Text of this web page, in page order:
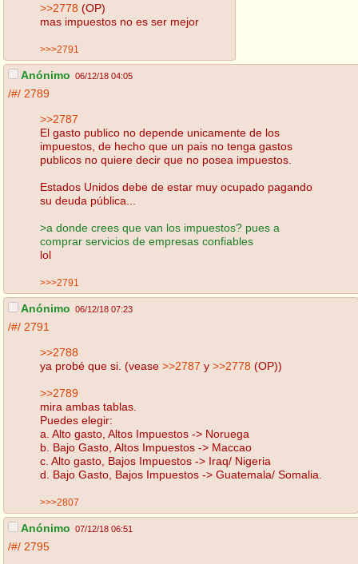
>>2778 (OP)
mas impuestos no es ser mejor
>>>2791
Anónimo 06/12/18 04:05
/#/ 2789
>>2787
El gasto publico no depende unicamente de los
impuestos, de hecho que un pais no tenga gastos
publicos no quiere decir que no posea impuestos.
Estados Unidos debe de estar muy ocupado pagando
su deuda pública...
>a donde crees que van los impuestos? pues a
comprar servicios de empresas confiables
lol
>>>2791
Anónimo 06/12/18 07:23
/#/ 2791
>>2788
ya probé que si. (vease >>2787 y >>2778 (OP))
>>2789
mira ambas tablas.
Puedes elegir:
a. Alto gasto, Altos Impuestos -> Noruega
b. Bajo Gasto, Altos Impuestos -> Maccao
c. Alto gasto, Bajos Impuestos -> Iraq/ Nigeria
d. Bajo Gasto, Bajos Impuestos -> Guatemala/ Somalia.
>>>2807
Anónimo 07/12/18 06:51
/#/ 2795